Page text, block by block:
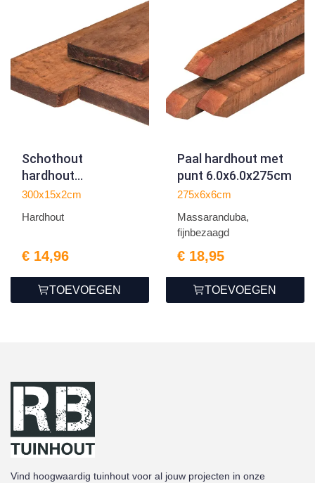
Schothout
hardhout
2.0x15.0x300cm
300x15x2cm
Hardhout
€ 14,96
TOEVOEGEN
Paal hardhout met
punt 6.0x6.0x275cm
275x6x6cm
Massaranduba,
fijnbezaagd
€ 18,95
TOEVOEGEN
Vind hoogwaardig tuinhout voor al jouw projecten in onze